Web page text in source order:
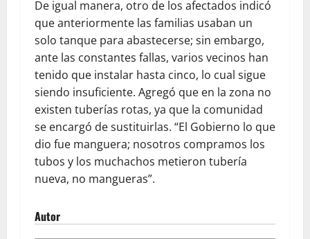
De igual manera, otro de los afectados indicó
que anteriormente las familias usaban un
solo tanque para abastecerse; sin embargo,
ante las constantes fallas, varios vecinos han
tenido que instalar hasta cinco, lo cual sigue
siendo insuficiente. Agregó que en la zona no
existen tuberías rotas, ya que la comunidad
se encargó de sustituirlas. “El Gobierno lo que
dio fue manguera; nosotros compramos los
tubos y los muchachos metieron tubería
nueva, no mangueras”.
Autor